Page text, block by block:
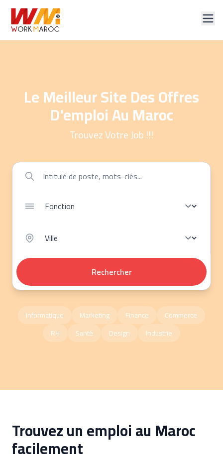
Le Meilleur Site Des Offres
D'emploi Au Maroc
Trouvez Votre Job !!!
Rechercher
Informatique Marketing Finance
Commerce
RH
Santé Design Industrie
Trouvez un emploi au Maroc
facilement